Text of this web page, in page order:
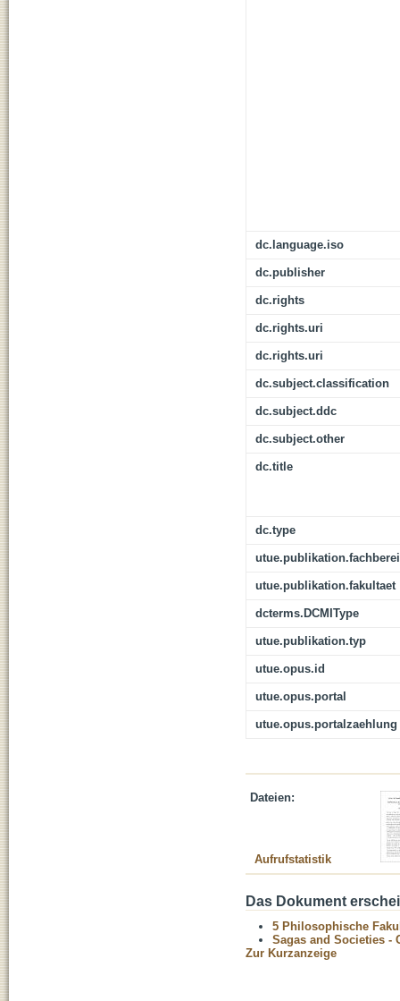
dc.language.iso
dc.publisher
dc.rights
dc.rights.uri
dc.rights.uri
dc.subject.classification
dc.subject.ddc
dc.subject.other
dc.title
dc.type
utue.publikation.fakultaet
dcterms.DCMIType
utue.publikation.typ
utue.opus.id
utue.opus.portal
utue.opus.portalzaehlung
Dateien:
Aufrufstatistik
Das Dokument
5 Philosophische
Sagas and Societies -
Zur Kurzanzeige